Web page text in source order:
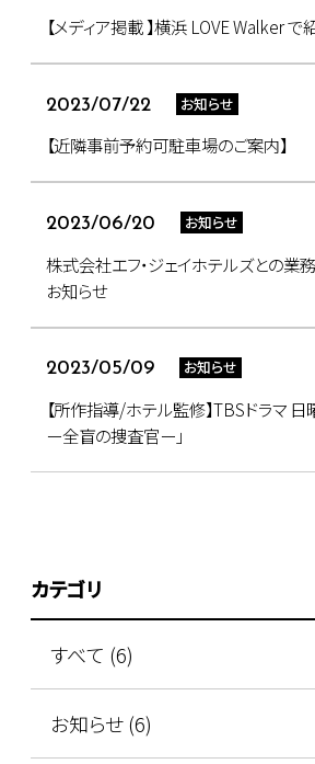
【メディア掲載 】横浜 LOVE Walker
2023/07/22 お知らせ
【近隣事前予約可駐車場のご案内】
2023/06/20 お知らせ
株式会社エフ・ジェイホテルズとの業
お知らせ
2023/05/09 お知らせ
【所作指導/ホテル監修】TBSドラマ 日
ー全盲の捜査官ー」
カテゴリ
すべて (6)
お知らせ (6)